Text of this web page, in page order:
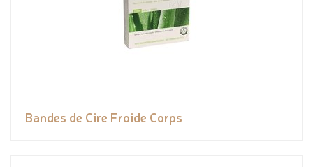
Bandes de Cire Froide Corps